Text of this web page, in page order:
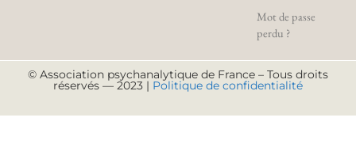
Mot de passe
perdu ?
© Association psychanalytique de France – Tous droits
réservés — 2023 | Politique de confidentialité